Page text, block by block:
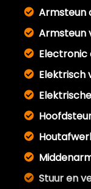
Armsteun
Armsteun
Elektrisch
Stuur en